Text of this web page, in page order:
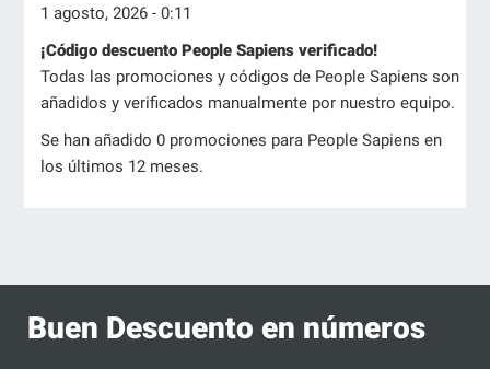
1 agosto, 2026 - 0:11
¡Código descuento People Sapiens verificado!
Todas las promociones y códigos de People Sapiens son
añadidos y verificados manualmente por nuestro equipo.
Se han añadido 0 promociones para People Sapiens en
los últimos 12 meses.
Buen Descuento en números